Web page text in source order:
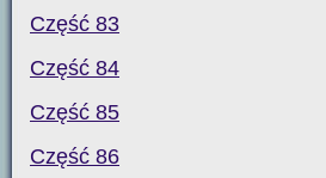
Część 83
Część 84
Część 85
Część 86